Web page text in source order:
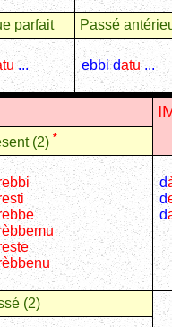
parfait Passé
... ebbi datu...
(2) *
d
d
d
(2)